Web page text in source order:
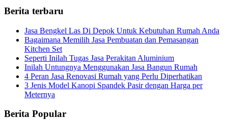
Berita terbaru
Jasa Bengkel Las Di Depok Untuk Kebutuhan Rumah Anda
Bagaimana Memilih Jasa Pembuatan dan Pemasangan
Kitchen Set
Seperti Inilah Tugas Jasa Perakitan Aluminium
Inilah Untungnya Menggunakan Jasa Bangun Rumah
4 Peran Jasa Renovasi Rumah yang Perlu Diperhatikan
3 Jenis Model Kanopi Spandek Pasir dengan Harga per
Meternya
Berita Popular